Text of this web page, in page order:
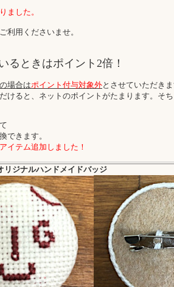
ました。
利用くださいませ。
るときはポイント2倍！
場合はポイント付与対象外とさせていただき
けると、ネットのポイントがたまります。そ
できます。
イテム追加しました！
ジナルハンドメイドバッジ